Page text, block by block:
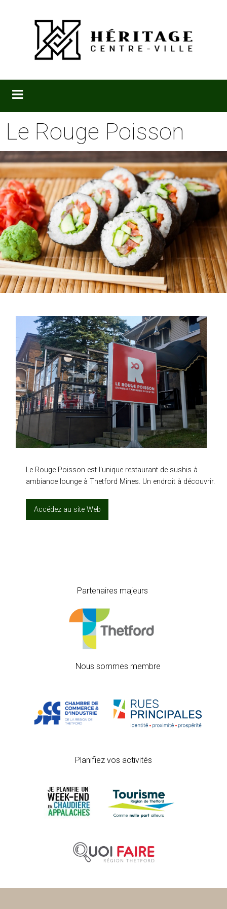
Le Rouge Poisson
Le Rouge Poisson est l'unique restaurant de sushis à
ambiance lounge à Thetford Mines. Un endroit à découvrir.
Accédez au site Web
Partenaires majeurs
Nous sommes membre
Planifiez vos activités